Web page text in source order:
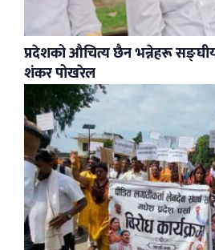
प्रदेशको औचित्य छैन भन्नेहरू
शंकर पोखरेल